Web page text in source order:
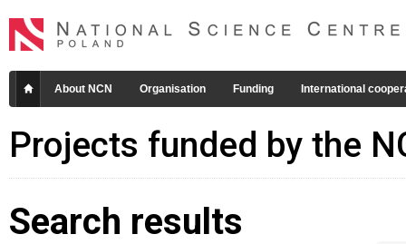
About NCN Organisation Funding International
Projects funded by the
Search results